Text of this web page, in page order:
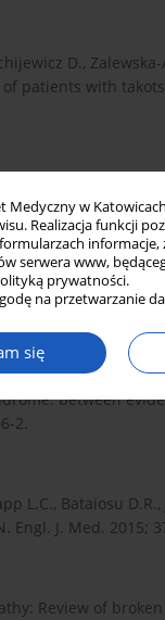
Medyczny w
Realizacja funkcji
informacje,
serwera www,
prywatności.
na przetwarzanie
się
D.,
patients with
year-old woman
1240–1247,
J.E., Pelliccia F.,
Med. 2019;
between
2.
L.C., Bataiosu
J. Med. 2015;
Review of